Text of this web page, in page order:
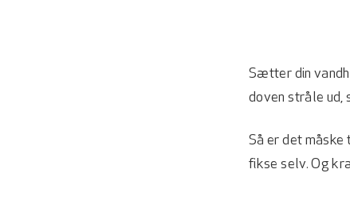
Sætter din
doven stråle ud,
Så er det
fikse selv. Og